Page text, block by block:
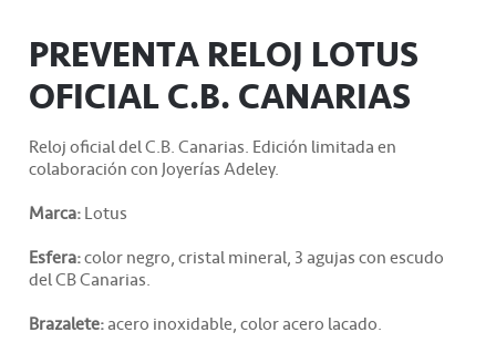
PREVENTA RELOJ LOTUS
OFICIAL C.B. CANARIAS
Reloj oficial del C.B. Canarias. Edición limitada en
colaboración con Joyerías Adeley.
Marca:Lotus
Esfera:color negro, cristal mineral, 3 agujas con escudo
del CB Canarias.
Brazalete:acero inoxidable, color acero lacado.